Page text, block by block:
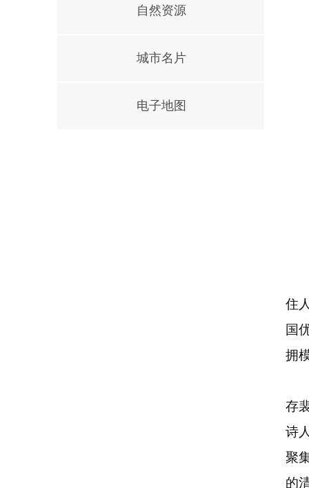
自然资源
城市名片
电子地图
住
国
拥
存
诗
聚
的